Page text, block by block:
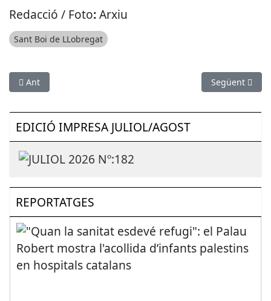
Redacció / Foto:Arxiu
Sant Boi de LLobregat
Article anterior: CULTURA: Troben a Gavà l’evidència que
Ant Article
Següent
EDICIÓ IMPRESA JULIOL/AGOST
REPORTATGES